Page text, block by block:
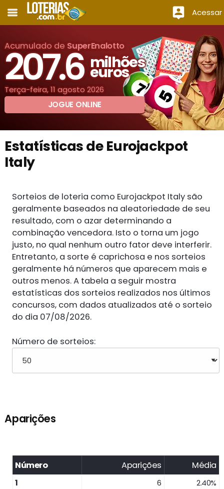
Acessar
Acumulado de SuperEnalotto
207.6 milhões
euros
Terça-feira, 11 agosto 2026
JOGUE ONLINE
Estatísticas de Eurojackpot
Italy
Sorteios de loteria como Eurojackpot Italy são
geralmente baseados na aleatoriedade de seu
resultado, com o azar determinando a
combinação vencedora. Isto o torna um jogo
justo, no qual nenhum outro fator deve interferir.
Entretanto, a sorte é caprichosa e nos sorteios
geralmente há números que aparecem mais e
outros menos. A tabela a seguir mostra
estatísticas dos sorteios realizados nos últimos
concursos, com dados atualizados até o sorteio
do dia 07/08/2026.
Número de sorteios:
Aparições
Número Aparições Média
1 6
2.40%